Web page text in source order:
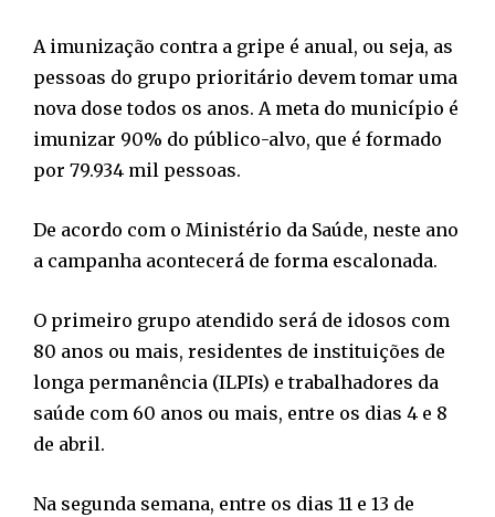
A imunização contra a gripe é anual, ou seja, as
pessoas do grupo prioritário devem tomar uma
nova dose todos os anos. A meta do município é
imunizar 90% do público-alvo, que é formado
por 79.934 mil pessoas.
De acordo com o Ministério da Saúde, neste ano
a campanha acontecerá de forma escalonada.
O primeiro grupo atendido será de idosos com
80 anos ou mais, residentes de instituições de
longa permanência (ILPIs) e trabalhadores da
saúde com 60 anos ou mais, entre os dias 4 e 8
de abril.
Na segunda semana, entre os dias 11 e 13 de